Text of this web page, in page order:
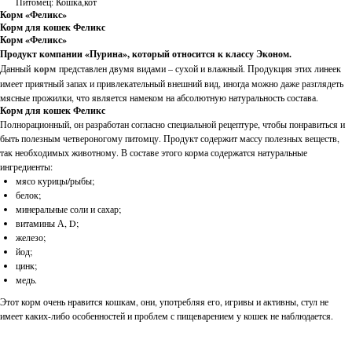
Корм «Феликс»
Корм для кошек Феликс
Корм «Феликс»
Продукт компании «Пурина», который относится к классу Эконом.
Данный корм представлен двумя видами – сухой и влажный. Продукция этих линеек
имеет приятный запах и привлекательный внешний вид, иногда можно даже разглядеть
мясные прожилки, что является намеком на абсолютную натуральность состава.
Корм для кошек Феликс
Полнорационный, он разработан согласно специальной рецептуре, чтобы понравиться и
быть полезным четвероногому питомцу. Продукт содержит массу полезных веществ,
так необходимых животному. В составе этого корма содержатся натуральные
ингредиенты:
мясо курицы/рыбы;
белок;
минеральные соли и сахар;
витамины А, D;
железо;
йод;
цинк;
медь.
Этот корм очень нравится кошкам, они, употребляя его, игривы и активны, стул не
имеет каких-либо особенностей и проблем с пищеварением у кошек не наблюдается.